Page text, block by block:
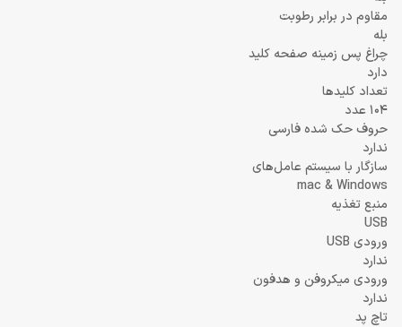
مقاوم در برابر رطوبت
بله
چراغ‌ پس زمینه صفحه کلید
دارد
تعداد کلیدها
104 عدد
حروف حک شده فارسی
ندارد
سازگار با سیستم عامل‌های
mac & Windows
منبع تغذیه
USB
ورودی USB
ندارد
ورودی میکروفن و هدفون
ندارد
تاچ پد